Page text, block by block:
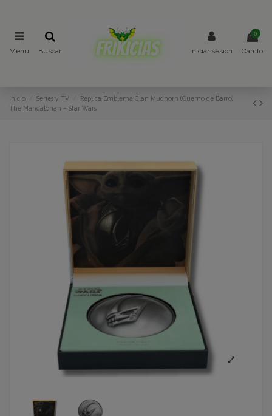
Menu Buscar Iniciar sesión
0
Carrito
Inicio Series y TV
Replica Emblema Clan Mudhorn (Cuerno de Barro)
The Mandalorian – Star Wars